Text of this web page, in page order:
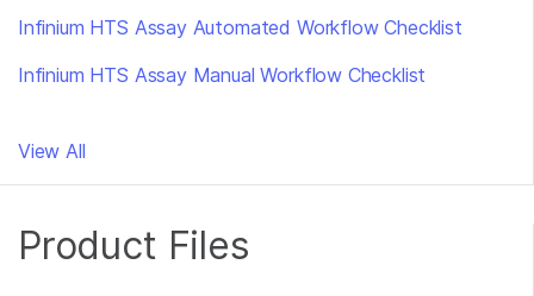
Infinium HTS Assay Automated Workflow Checklist
Infinium HTS Assay Manual Workflow Checklist
View All
Product Files